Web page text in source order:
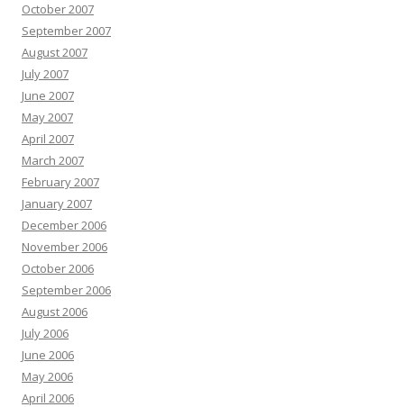
October 2007
September 2007
August 2007
July 2007
June 2007
May 2007
April 2007
March 2007
February 2007
January 2007
December 2006
November 2006
October 2006
September 2006
August 2006
July 2006
June 2006
May 2006
April 2006